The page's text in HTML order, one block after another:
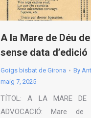
A la Mare de Déu
sense data d’edició
Goigs bisbat de Girona By
maig 7, 2025
TÍTOL: A LA MARE DE
ADVOCACIÓ: Mare